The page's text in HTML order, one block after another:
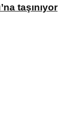
taşınıyor